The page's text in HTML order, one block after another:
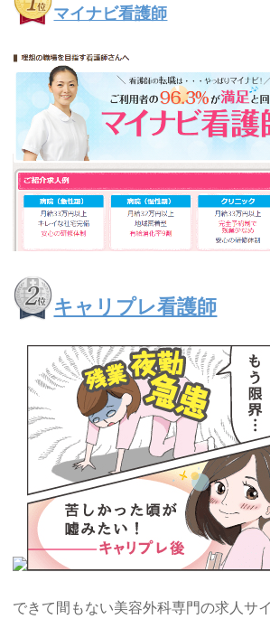
マイナビ看護師
キャリプレ看護師
できて間もない美容外科専門の求人サ